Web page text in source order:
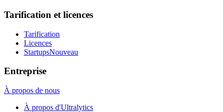
Tarification et licences
Tarification
Licences
StartupsNouveau
Entreprise
À propos de nous
À propos d'Ultralytics